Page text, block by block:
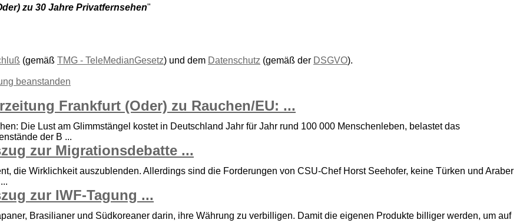
zu 30 Jahre Privatfernsehen"
(gemäß TMG - TeleMedianGesetz) und dem Datenschutz (gemäß der DSGVO).
beanstanden
Frankfurt (Oder) zu Rauchen/EU: ...
Die Lust am Glimmstängel kostet in Deutschland Jahr für Jahr rund 100 000 Menschenleben, belastet das
der B ...
zur Migrationsdebatte ...
die Wirklichkeit auszublenden. Allerdings sind die Forderungen von CSU-Chef Horst Seehofer, keine Türken und Araber
zur IWF-Tagung ...
Brasilianer und Südkoreaner darin, ihre Währung zu verbilligen. Damit die eigenen Produkte billiger werden, um auf